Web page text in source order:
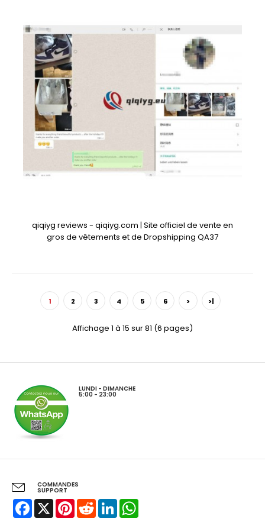
qiqiyg reviews - qiqiyg.com | Site officiel de vente en
gros de vêtements et de Dropshipping QA37
1 2 3 4 5 6 > >|
Affichage 1 à 15 sur 81 (6 pages)
LUNDI - DIMANCHE
5:00 - 23:00
COMMANDES
SUPPORT
Facebook
X PinterestRedditLinkedIn